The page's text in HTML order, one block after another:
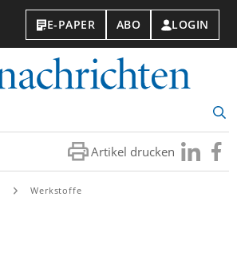
E-PAPER ABO LOGIN
Artikel drucken Besuchen
Sie
Sie
Werkstoffe